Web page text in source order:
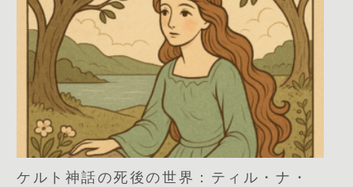
ケルト神話の死後の世界：ティル・ナ・